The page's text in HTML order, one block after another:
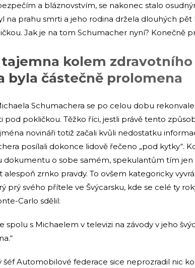
a bláznovstvím, se nakonec stalo
na prahu smrti a jeho rodina držela dlouhých
Jak je na tom Schumacher nyní? Konečně
tajemna kolem
byla částečně prolomena
Schumachera se po celou dobu
pod pokličkou. Těžko říci, jestli právě tento
novináři totiž začali kvůli nedostatku
posílali dokonce lidově řečeno „pod kytky“.
dokumentu o sobe samém, spekulantům tím jen
alespoň zrnko pravdy. To ovšem kategoricky
prý svého přítele ve Švýcarsku, kde se celé ty
Carlo sdělil:
spolu s Michaelem v televizi na závody v jeho
šéf Automobilové federace sice neprozradil nic